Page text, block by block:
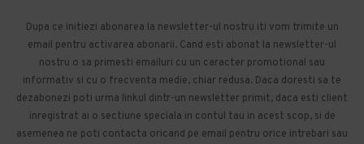
Dupa ce initiezi abonarea la newsletter-ul nostru iti vom trimite un
email pentru activarea abonarii. Cand esti abonat la newsletter-ul
nostru o sa primesti emailuri cu un caracter promotional sau
informativ si cu o frecventa medie, chiar redusa. Daca doresti sa te
dezabonezi poti urma linkul dintr-un newsletter primit, daca esti client
inregistrat ai o sectiune speciala in contul tau in acest scop, si de
asemenea ne poti contacta oricand pe email pentru orice intrebari sau